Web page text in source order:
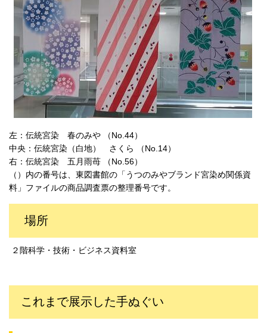
左：伝統宮染 春のみや （No.44）
中央：伝統宮染（白地） さくら （No.14）
右：伝統宮染 五月雨苺 （No.56）
（）内の番号は、東図書館の「うつのみやブランド宮染め関係資
料」ファイルの商品調査票の整理番号です。
場所
２階科学・技術・ビジネス資料室
これまで展示した手ぬぐい